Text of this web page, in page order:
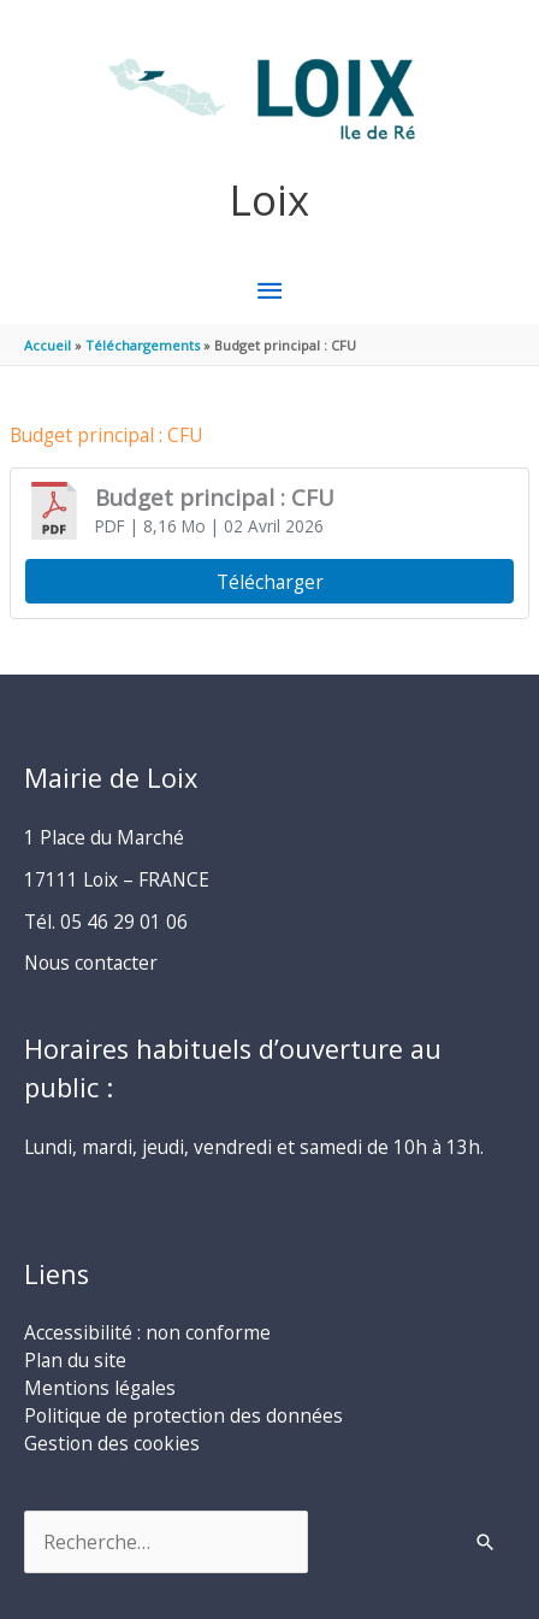
Loix
MENU
PRINCIPAL
Accueil Téléchargements Budget principal : CFU
Budget principal : CFU
Budget principal : CFU
PDF| 8,16 Mo | 02 Avril 2026
Télécharger
Mairie de Loix
1 Place du Marché
17111 Loix – FRANCE
Tél. 05 46 29 01 06
Nous contacter
Horaires habituels d’ouverture au
public :
Lundi, mardi, jeudi, vendredi et samedi de 10h à 13h.
Liens
Accessibilité : non conforme
Plan du site
Mentions légales
Politique de protection des données
Gestion des cookies